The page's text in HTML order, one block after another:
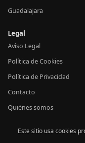
Guadalajara
Legal
Aviso Legal
Política de Cookies
Política de Privacidad
Contacto
Quiénes somos
©
Este sitio usa cookies